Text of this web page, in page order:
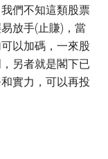
們不知這類股票
放手(止賺)，當
以加碼，一來股
另者就是閣下已
實力，可以再投